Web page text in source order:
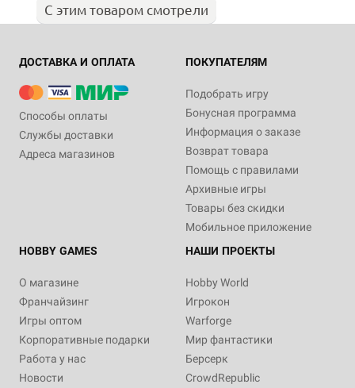
С этим товаром смотрели
ДОСТАВКА И ОПЛАТА
Способы оплаты
Службы доставки
Адреса магазинов
ПОКУПАТЕЛЯМ
Подобрать игру
Бонусная программа
Информация о заказе
Возврат товара
Помощь с правилами
Архивные игры
Товары без скидки
Мобильное приложение
HOBBY GAMES
О магазине
Франчайзинг
Игры оптом
Корпоративные подарки
Работа у нас
Новости
НАШИ ПРОЕКТЫ
Hobby World
Игрокон
Warforge
Мир фантастики
Берсерк
CrowdRepublic